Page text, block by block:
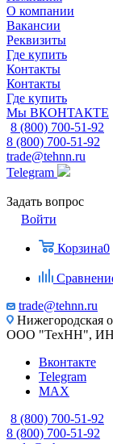
О компании
Вакансии
Реквизиты
Где купить
Контакты
Контакты
Где купить
Мы ВКОНТАКТЕ
8 (800) 700-51-92
8 (800) 700-51-92
trade@tehnn.ru
Telegram
Задать вопрос
Войти
Корзина0
trade@tehnn.ru
Нижегородская
ООО "ТехНН",
Вконтакте
Telegram
MAX
8 (800) 700-51-92
8 (800) 700-51-92